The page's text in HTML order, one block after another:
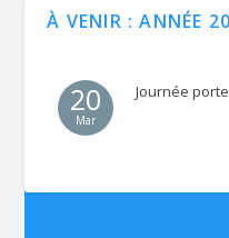
À VENIR : ANNÉE
20
Mar
Journée